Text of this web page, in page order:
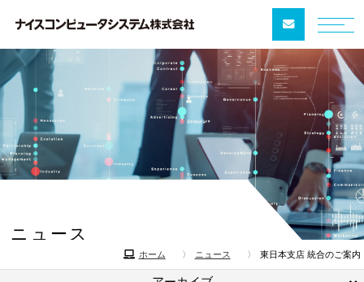
ニュース
ホーム ニュース 東日本支店 統合のご案内